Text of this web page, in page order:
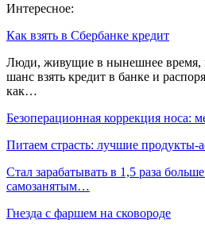
Интересное:
Как взять в Сбербанке кредит
Люди, живущие в нынешнее время,
шанс взять кредит в банке и
как…
Безоперационная коррекция носа:
Питаем страсть: лучшие продукты-
Стал зарабатывать в 1,5 раза
самозанятым…
Гнезда с фаршем на сковороде